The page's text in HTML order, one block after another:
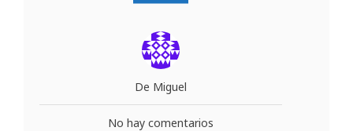
De Miguel
No hay comentarios